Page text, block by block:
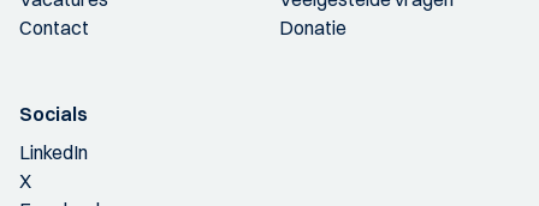
Contact
Donatie
Socials
LinkedIn
X